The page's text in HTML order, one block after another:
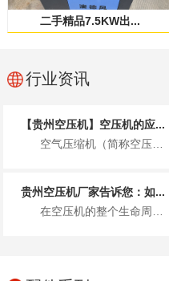
二手精品7.5KW出...
行业资讯
【贵州空压机】空压机的应...
空气压缩机（简称空压机）作为一种将机械能转化为气体压力能的通用设备，凭借其清洁...
贵州空压机厂家告诉您：如...
在空压机的整个生命周期中，配件的质量与可靠性无疑至关重要。高品质的空压机配件不...